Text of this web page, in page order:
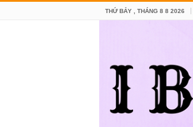
THỨ BẢY , THÁNG 8 8 2026